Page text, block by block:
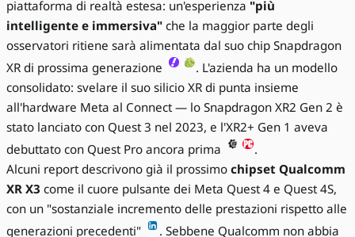
piattaforma di realtà estesa: un'esperienza "più
intelligente e immersiva" che la maggior parte degli
osservatori ritiene sarà alimentata dal suo chip Snapdragon
XR di prossima generazione
. L'azienda ha un modello
consolidato: svelare il suo silicio XR di punta insieme
all'hardware Meta al Connect — lo Snapdragon XR2 Gen 2 è
stato lanciato con Quest 3 nel 2023, e l'XR2+ Gen 1 aveva
debuttato con Quest Pro ancora prima
.
Alcuni report descrivono già il prossimo chipset Qualcomm
XR X3 come il cuore pulsante dei Meta Quest 4 e Quest 4S,
con un "sostanziale incremento delle prestazioni rispetto alle
generazioni precedenti"
. Sebbene Qualcomm non abbia